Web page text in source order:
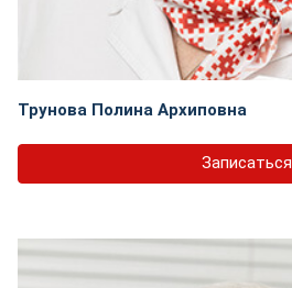
Трунова Полина Архиповна
Записаться